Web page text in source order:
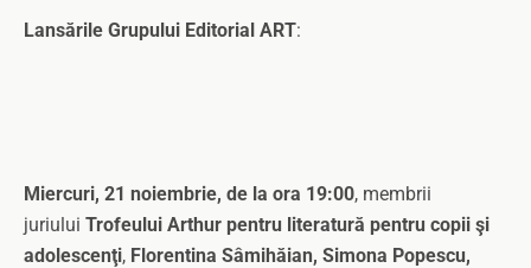
Lansările Grupului Editorial ART:
Miercuri, 21 noiembrie, de la ora 19:00, membrii
juriului Trofeului Arthur pentru literatură pentru copii şi
adolescenţi, Florentina Sâmihăian, Simona Popescu,